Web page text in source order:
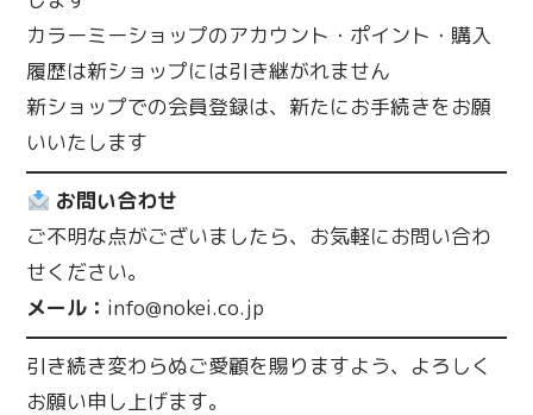
カラーミーショップのアカウント・ポイント・購入
履歴は新ショップには引き継がれません
新ショップでの会員登録は、新たにお手続きをお願
いいたします
お問い合わせ
ご不明な点がございましたら、お気軽にお問い合わ
せください。
メール： info@nokei.co.jp
引き続き変わらぬご愛顧を賜りますよう、よろしく
お願い申し上げます。